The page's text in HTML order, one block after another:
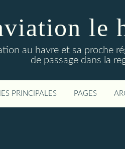
le
au havre et sa proche
de passage dans la
PRINCIPALES PAGES